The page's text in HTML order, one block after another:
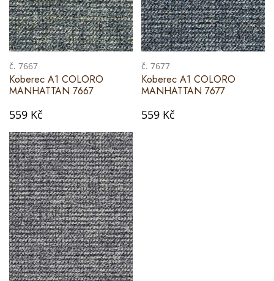
č. 7667
Koberec A1 COLORO
MANHATTAN 7667
559 Kč
č. 7677
Koberec A1 COLORO
MANHATTAN 7677
559 Kč